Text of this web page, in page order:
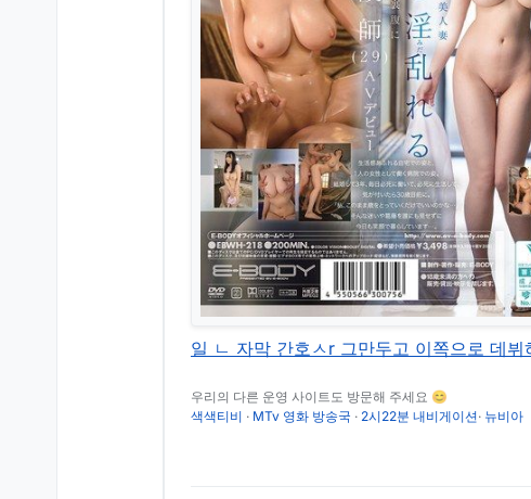
일 ㄴ 자막 간호ㅅr 그만두고 이쪽으로 데
우리의 다른 운영 사이트도 방문해 주세요 😊
색색티비 · MTv 영화 방송국 · 2시22분 내비게이션· 뉴비아